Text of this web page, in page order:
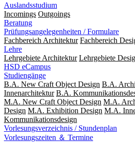
Auslandsstudium
Incomings Outgoings
Beratung
Prüfungsangelegenheiten / Formulare
Fachbereich Architektur Fachbereich
Lehre
Lehrgebiete Architektur Lehrgebiete
HSD eCampus
Studiengänge
B.A. New Craft Object Design B.A.
Innenarchitektur B.A.
M.A. New Craft Object Design M.A.
Design M.A. Exhibition Design M.A.
Kommunikationsdesign
Vorlesungsverzeichnis / Stundenplan
Vorlesungszeiten ＆ Termine